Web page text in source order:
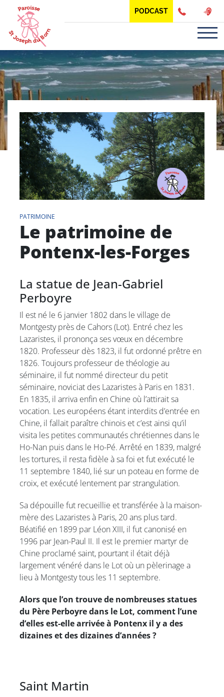
PODCAST
PATRIMOINE
Le patrimoine de
Pontenx-les-Forges
La statue de Jean-Gabriel
Perboyre
Il est né le 6 janvier 1802 dans le village de
Montgesty près de Cahors (Lot). Entré chez les
Lazaristes, il prononça ses vœux en décembre
1820. Professeur dès 1823, il fut ordonné prêtre en
1826. Toujours professeur de théologie au
séminaire, il fut nommé directeur du petit
séminaire, noviciat des Lazaristes à Paris en 1831.
En 1835, il arriva enfin en Chine où l’attirait sa
vocation. Les européens étant interdits d’entrée en
Chine, il fallait paraître chinois et c’est ainsi qu’il
visita les petites communautés chrétiennes dans le
Ho-Nan puis dans le Ho-Pé. Arrêté en 1839, malgré
les tortures, il resta fidèle à sa foi et fut exécuté le
11 septembre 1840, lié sur un poteau en forme de
croix, et exécuté lentement par strangulation.
Sa dépouille fut recueillie et transférée à la maison-
mère des Lazaristes à Paris, 20 ans plus tard.
Béatifié en 1899 par Léon XIII, il fut canonisé en
1996 par Jean-Paul II. Il est le premier martyr de
Chine proclamé saint, pourtant il était déjà
largement vénéré dans le Lot où un pèlerinage a
lieu à Montgesty tous les 11 septembre.
Alors que l’on trouve de nombreuses statues
du Père Perboyre dans le Lot, comment l’une
d’elles est-elle arrivée à Pontenx il y a des
dizaines et des dizaines d’années ?
Saint Martin
Panneau de gestion des cookies